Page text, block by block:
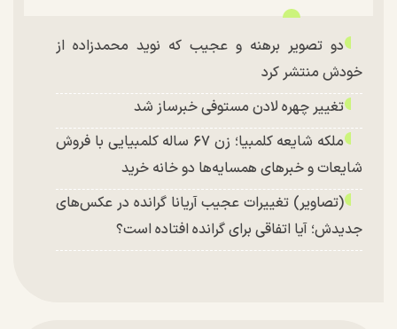
دو تصویر برهنه و عجیب که نوید محمدزاده از
خودش منتشر کرد
تغییر چهره لادن مستوفی خبرساز شد
ملکه شایعه کلمبیا؛ زن ۶۷ ساله کلمبیایی با فروش
شایعات و خبر‌های همسایه‌ها دو خانه خرید
(تصاویر) تغییرات عجیب آریانا گرانده در عکس‌های
جدیدش؛ آیا اتفاقی برای گرانده افتاده است؟